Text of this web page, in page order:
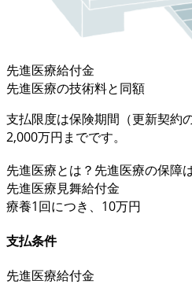
先進医療給付金
先進医療の技術料と同額
支払限度は保険期間（更新契約
2,000万円までです。
先進医療とは？先進医療の保障
先進医療見舞給付金
療養1回につき、 10万円
支払条件
先進医療給付金